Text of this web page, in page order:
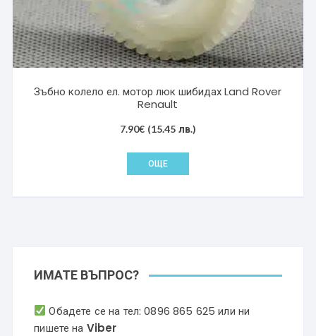
Зъбно колело ел. мотор люк шибидах Land Rover
Renault
7.90€ (15.45 лв.)
ОЩЕ
ИМАТЕ ВЪПРОС?
Обадете се на тел:0896 865 625 или ни
пишете на Viber